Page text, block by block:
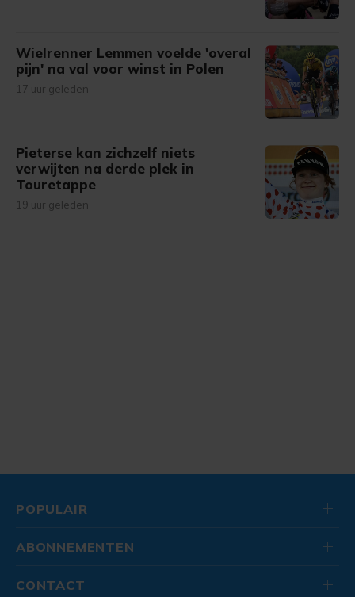
Wielrenner Lemmen voelde 'overal
pijn' na val voor winst in Polen
17 uur geleden
Pieterse kan zichzelf niets
verwijten na derde plek in
Touretappe
19 uur geleden
POPULAIR
ABONNEMENTEN
CONTACT